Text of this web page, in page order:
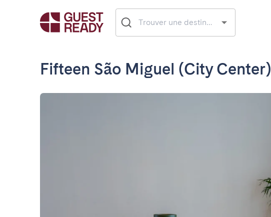
Fifteen São Miguel (City Center)